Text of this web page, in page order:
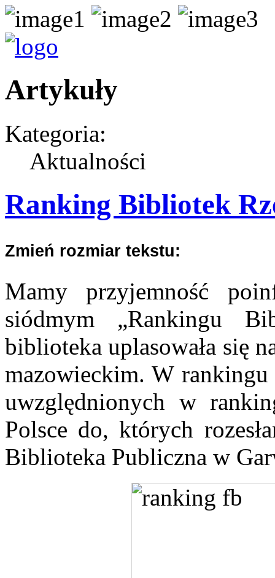
Artykuły
Kategoria:
Aktualności
Ranking Bibliotek
Zmień rozmiar tekstu:
Mamy przyjemność
siódmym „Rankingu
biblioteka uplasowała się
mazowieckim. W
uwzględnionych w
Polsce do, których
Biblioteka Publiczna w